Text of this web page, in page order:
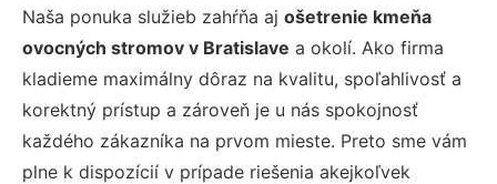
Naša ponuka služieb zahŕňa aj ošetrenie kmeňa
ovocných stromov v Bratislave a okolí. Ako firma
kladieme maximálny dôraz na kvalitu, spoľahlivosť a
korektný prístup a zároveň je u nás spokojnosť
každého zákazníka na prvom mieste. Preto sme vám
plne k dispozícií v prípade riešenia akejkoľvek